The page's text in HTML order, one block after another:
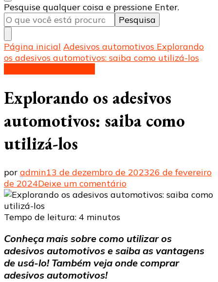
Procurando
algo?
Pesquise qualquer coisa e pressione Enter.
Página inicial Adesivos automotivos Explorando
os adesivos automotivos: saiba como utilizá-los
Explorando os adesivos
automotivos: saiba como
utilizá-los
por admin13 de dezembro de 202326 de fevereiro
de 2024Deixe um comentárioem
Explorando
saiba
como
utilizá-
Tempo de leitura: 4 minutos
Conheça mais sobre como utilizar os
adesivos automotivos e saiba as vantagens
de usá-lo! Também veja onde comprar
adesivos automotivos!